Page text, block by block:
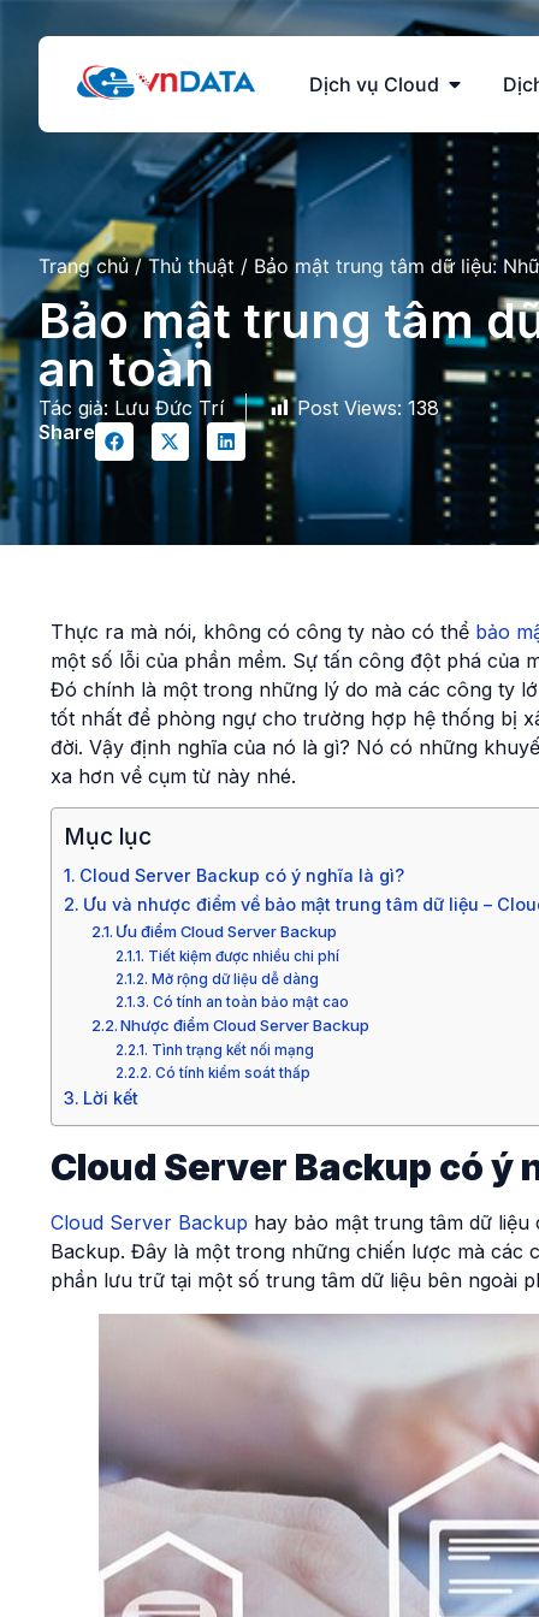
Dịch vụ Cloud
Trang chủ /Thủ thuật / Bảo mật trung tâm dữ liệu:
Bảo mật trung tâm
an toàn
Tác giả: Lưu Đức Trí Post Views: 138
Share
Thực ra mà nói, không có công ty nào có thể bảo
một số lỗi của phần mềm. Sự tấn công đột phá của
Đó chính là một trong những lý do mà các công ty
tốt nhất để phòng ngự cho trường hợp hệ thống bị
đời. Vậy định nghĩa của nó là gì? Nó có những
xa hơn về cụm từ này nhé.
Mục lục
Cloud Server Backup có ý nghĩa là gì?
Ưu và nhược điểm về bảo mật trung tâm dữ liệu –
Ưu điểm Cloud Server Backup
Tiết kiệm được nhiều chi phí
Mở rộng dữ liệu dễ dàng
Có tính an toàn bảo mật cao
Nhược điểm Cloud Server Backup
Tình trạng kết nối mạng
Có tính kiểm soát thấp
Lời kết
Cloud Server Backup có ý
Cloud Server Backup hay bảo mật trung tâm dữ
Backup. Đây là một trong những chiến lược mà các
phần lưu trữ tại một số trung tâm dữ liệu bên ngoài